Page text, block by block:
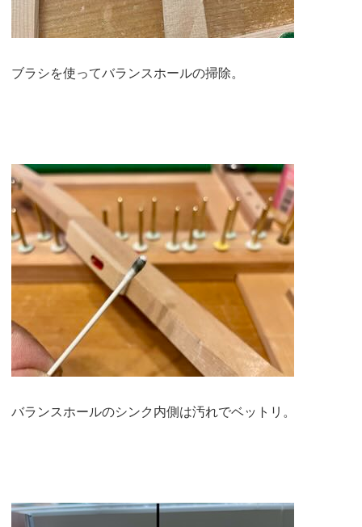
ブラシを使ってバランスホールの掃除。
バランスホールのシンク内側は汚れでベットリ。